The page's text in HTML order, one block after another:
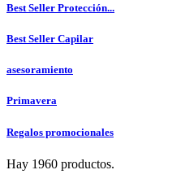
Best Seller Protección...
Best Seller Capilar
asesoramiento
Primavera
Regalos promocionales
Hay 1960 productos.